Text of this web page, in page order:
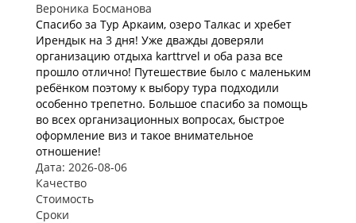
Вероника Босманова
Спасибо за Тур Аркаим, озеро Талкас и хребет
Ирендык на 3 дня! Уже дважды доверяли
организацию отдыха karttrvel и оба раза все
прошло отлично! Путешествие было с маленьким
ребёнком поэтому к выбору тура подходили
особенно трепетно. Большое спасибо за помощь
во всех организационных вопросах, быстрое
оформление виз и такое внимательное
отношение!
Дата: 2026-08-06
Качество
Стоимость
Сроки